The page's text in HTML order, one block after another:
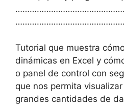
Tutorial que muestra
dinámicas en Excel y
o panel de control con
que nos permita
grandes cantidades de